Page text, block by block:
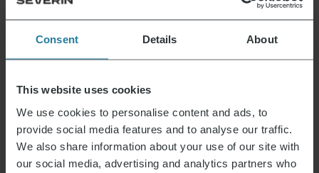
Consent Details About
This website uses cookies
We use cookies to personalise content and ads, to
provide social media features and to analyse our traffic.
We also share information about your use of our site with
our social media, advertising and analytics partners who